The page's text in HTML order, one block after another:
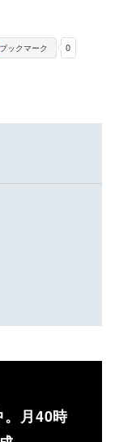
0
ブックマーク
。月40時